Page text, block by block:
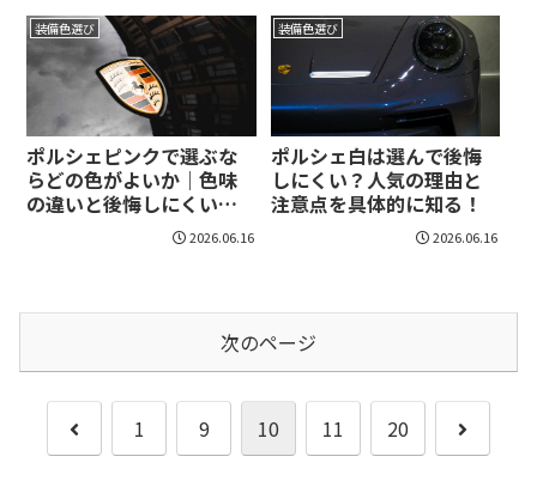
装備色選び
ポルシェピンクで選ぶな
らどの色がよいか｜色味
の違いと後悔しにくい選
び方が見えてくる！2026.06.16
装備色選び
ポルシェ白は選んで後悔
しにくい？人気の理由と
注意点を具体的に知る！
2026.06.16
次のページ
前
1 9 10 11 20
次